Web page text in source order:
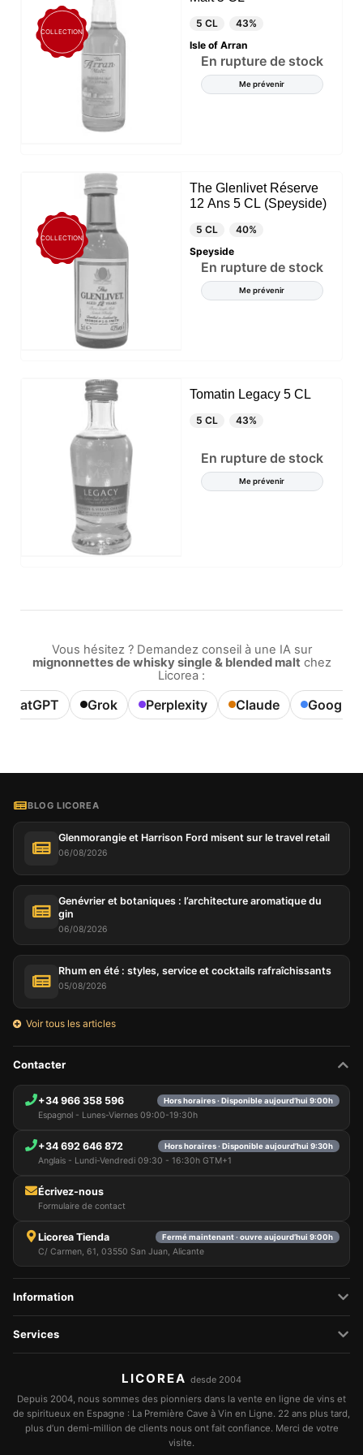
COLLECTION
5 CL
43%
Isle of Arran
En rupture de stock
Me prévenir
COLLECTION
The Glenlivet Réserve
12 Ans 5 CL (Speyside)
5 CL
40%
Speyside
En rupture de stock
Me prévenir
Tomatin Legacy 5 CL
5 CL 43%
En rupture de stock
Me prévenir
Vous hésitez ? Demandez conseil à une IA sur
mignonnettes de whisky single & blended maltchez
Licorea :
ChatGPT Grok Perplexity Claude Google
BLOG LICOREA
Glenmorangie et Harrison Ford misent sur le travel retail
06/08/2026
Genévrier et botaniques : l’architecture aromatique du
gin
06/08/2026
Rhum en été : styles, service et cocktails rafraîchissants
05/08/2026
Voir tous les articles
Contacter
+34 966 358 596 Hors horaires · Disponible aujourd’hui 9:00h
Espagnol - Lunes-Viernes 09:00-19:30h
+34 692 646 872 Hors horaires · Disponible aujourd’hui 9:30h
Anglais - Lundi-Vendredi 09:30 - 16:30h GTM+1
Écrivez-nous
Formulaire de contact
Licorea Tienda Fermé maintenant · ouvre aujourd’hui 9:00h
C/ Carmen, 61, 03550 San Juan, Alicante
Information
Services
LICOREA desde 2004
Depuis 2004, nous sommes des pionniers dans la vente en ligne de vins et
de spiritueux en Espagne : La Première Cave à Vin en Ligne. 22 ans plus tard,
plus d’un demi-million de clients nous ont fait confiance. Merci de votre
visite.
améliorer notre site web et, enfin, à des fins de
marketing. Vous pouvez refuser tout traitement non
essentiel en choisissant d'accepter uniquement les
cookies nécessaires. Vous pouvez personnaliser
votre choix et sélectionner les cookies que vous
nous autorisez à utiliser dans votre session.